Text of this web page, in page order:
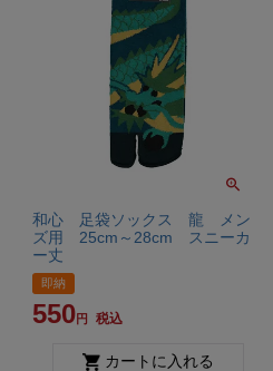
和心 足袋ソックス 龍 メン
ズ用 25cm～28cm スニーカ
ー丈
即納
550 税込
カートに入れる